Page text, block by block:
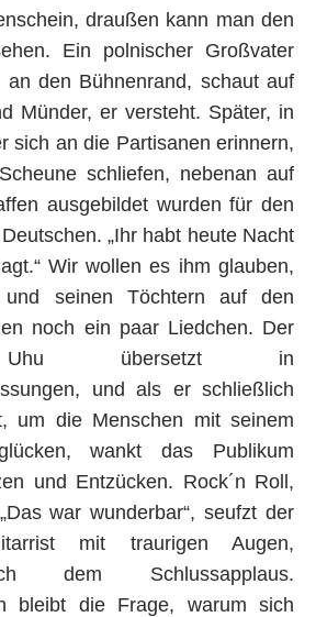
draußen kann man den
Ein polnischer Großvater
den Bühnenrand, schaut auf
Münder, er versteht. Später, in
sich an die Partisanen erinnern,
schliefen, nebenan auf
ausgebildet wurden für den
„Ihr habt heute Nacht
Wir wollen es ihm glauben,
seinen Töchtern auf den
noch ein paar Liedchen. Der
Uhu übersetzt in
und als er schließlich
um die Menschen mit seinem
wankt das Publikum
und Entzücken. Rock´n Roll,
war wunderbar“, seufzt der
mit traurigen Augen,
dem Schlussapplaus.
bleibt die Frage, warum sich